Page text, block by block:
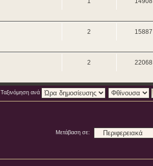
2 15887
2 22068
Ταξινόμηση ανά
Μετάβαση σε: